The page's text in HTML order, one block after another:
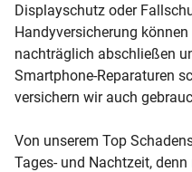
Displayschutz oder
Handyversicherung
nachträglich abschließen
Smartphone-Reparaturen
versichern wir auch
Von unserem Top
Tages- und Nachtzeit,